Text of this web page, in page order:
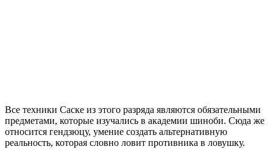
Все техники Саске из этого разряда являются обязательными
предметами, которые изучались в академии шиноби. Сюда же
относится гендзюцу, умение создать альтернативную
реальность, которая словно ловит противника в ловушку.